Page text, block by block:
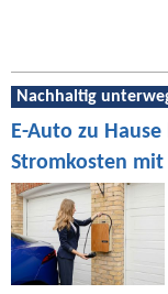
Nachhaltig
E-Auto zu
Stromkosten